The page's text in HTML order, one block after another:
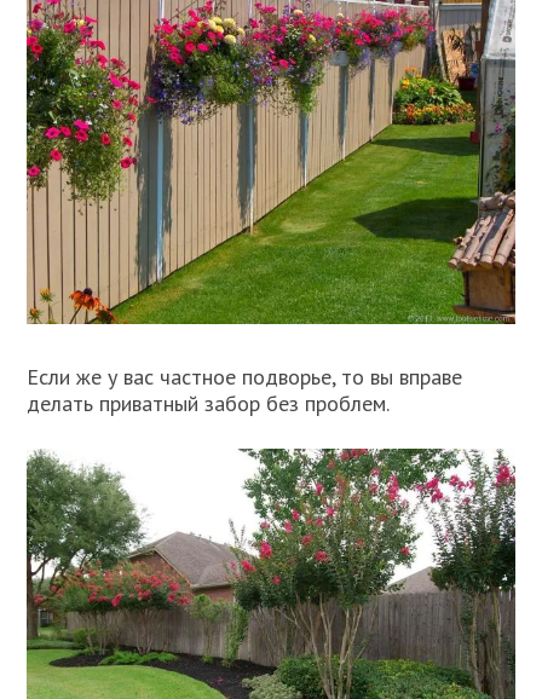
Если же у вас частное подворье, то вы вправе
делать приватный забор без проблем.